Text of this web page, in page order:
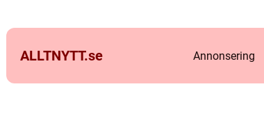
ALLTNYTT.se Annonsering